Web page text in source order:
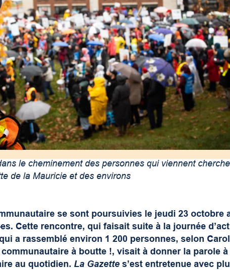
le cheminement des personnes qui viennent
de la Mauricie et des environs
se sont poursuivies le jeudi 23 octobre
Cette rencontre, qui faisait suite à la journée
a rassemblé environ 1 200 personnes, selon
à boutte !, visait à donner la parole
au quotidien. La Gazette s’est entretenue avec